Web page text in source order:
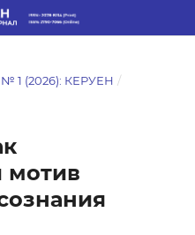
1 (2026): КЕРУЕН /
мотив